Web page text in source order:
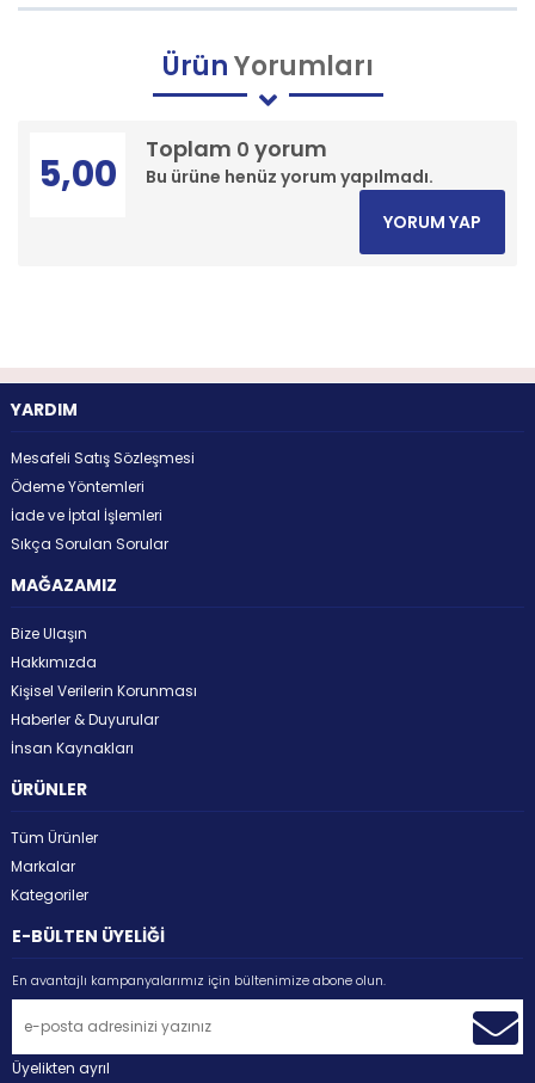
ÜrünYorumları
Toplam 0 yorum
Bu ürüne henüz yorum yapılmadı.
5,00
YORUM YAP
YARDIM
Mesafeli Satış Sözleşmesi
Ödeme Yöntemleri
İade ve İptal İşlemleri
Sıkça Sorulan Sorular
MAĞAZAMIZ
Bize Ulaşın
Hakkımızda
Kişisel Verilerin Korunması
Haberler & Duyurular
İnsan Kaynakları
ÜRÜNLER
Tüm Ürünler
Markalar
Kategoriler
E-BÜLTEN ÜYELİĞİ
En avantajlı kampanyalarımız için bültenimize abone olun.
Üyelikten ayrıl